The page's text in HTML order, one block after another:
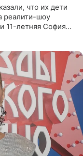
что их дети
реалити-шоу
11-летняя София